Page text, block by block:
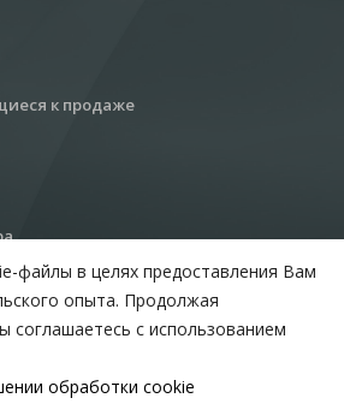
к продаже
файлы в целях предоставления Вам
опыта. Продолжая
соглашаетесь с использованием
обработки cookie